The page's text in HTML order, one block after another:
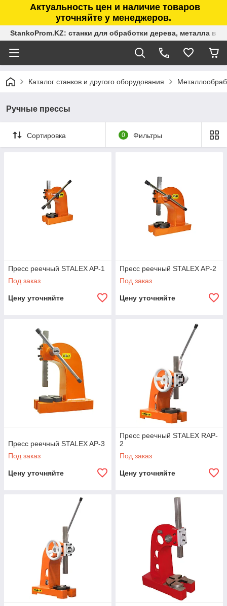
Актуальность цен и наличие товаров
уточняйте у менеджеров.
StankoProm.KZ: станки для обработки дерева, металла в
Каталог станков и другого оборудования
Ручные прессы
Сортировка 0 Фильтры
Пресс реечный STALEX AP-1
Под заказ
Цену уточняйте
Пресс реечный STALEX AP-2
Под заказ
Цену уточняйте
Пресс реечный STALEX AP-3
Под заказ
Цену уточняйте
Пресс реечный STALEX RAP-
2
Под заказ
Цену уточняйте